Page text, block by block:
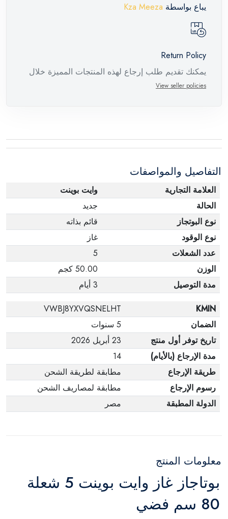
يباع بواسطة Kza Meeza
Return Policy
يمكنك تقديم طلب إرجاع لهذه المنتجات المميزة خلال
عبوته الأصلية. لاحظ أنه لا يمكن إرجاع المنتجات
وفي عبواتها الأصلية.
View seller policies
التفاصيل والمواصفات
العلامة التجارية
وايت بوينت
الحالة
جديد
نوع البوتجاز
قائم بذاته
نوع الوقود
غاز
عدد الشعلات
5
الوزن
50.00 كجم
مدة التوصيل
3 أيام
KMIN
VWBJ8YXVQSNELHT
الضمان
5 سنوات
تاريخ توفر أول منتج
23 أبريل 2026
مدة الإرجاع (بالأيام)
14
طريقة الإرجاع
مطابقة لطريقة الشحن
رسوم الإرجاع
مطابقة لمصاريف الشحن
الدولة المطبقة
مصر
معلومات المنتج
بوتاجاز غاز وايت بوينت 5 شعلة
80 سم فضي